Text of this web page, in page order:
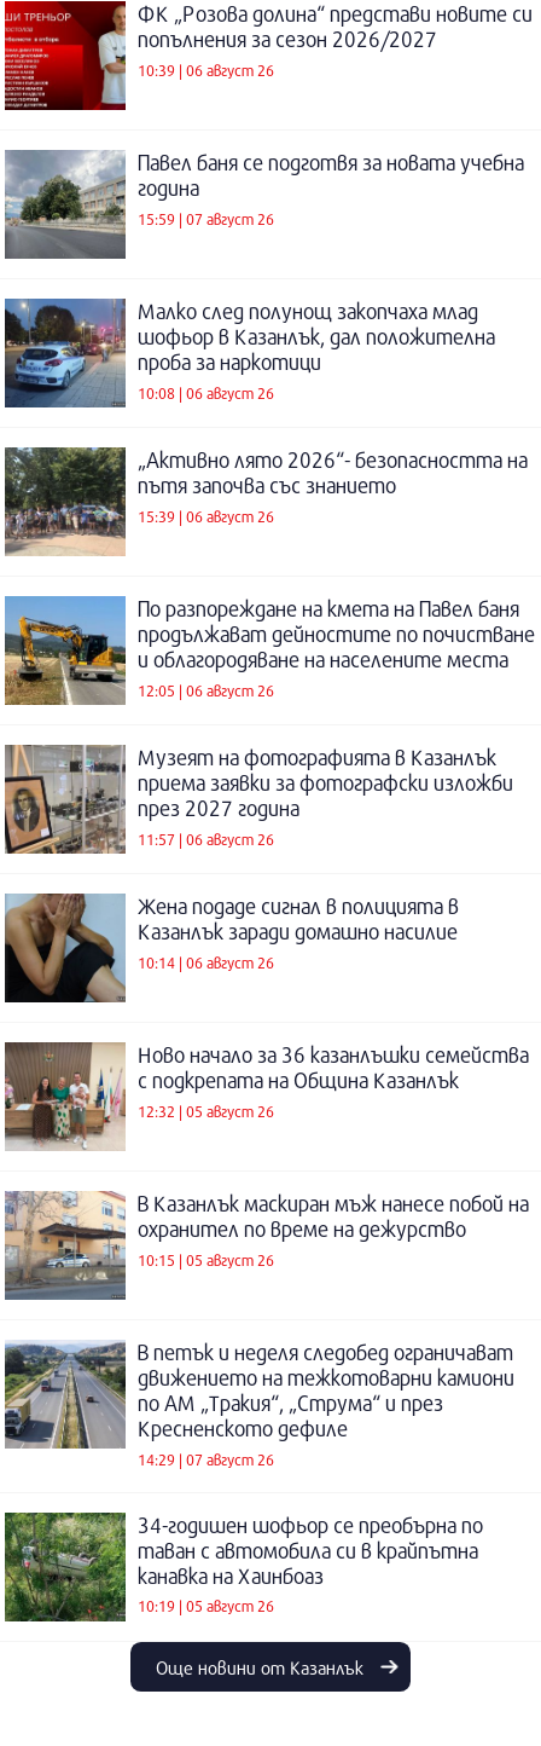
ФК „Розова долина“ представи новите си
попълнения за сезон 2026/2027
10:39 | 06 август 26
Павел баня се подготвя за новата учебна
година
15:59 | 07 август 26
Малко след полунощ закопчаха млад
шофьор в Казанлък, дал положителна
проба за наркотици
10:08 | 06 август 26
„Активно лято 2026“- безопасността на
пътя започва със знанието
15:39 | 06 август 26
По разпореждане на кмета на Павел баня
продължават дейностите по почистване
и облагородяване на населените места
12:05 | 06 август 26
Музеят на фотографията в Казанлък
приема заявки за фотографски изложби
през 2027 година
11:57 | 06 август 26
Жена подаде сигнал в полицията в
Казанлък заради домашно насилие
10:14 | 06 август 26
Ново начало за 36 казанлъшки семейства
с подкрепата на Община Казанлък
12:32 | 05 август 26
В Казанлък маскиран мъж нанесе побой на
охранител по време на дежурство
10:15 | 05 август 26
В петък и неделя следобед ограничават
движението на тежкотоварни камиони
по АМ „Тракия“, „Струма“ и през
Кресненското дефиле
14:29 | 07 август 26
34-годишен шофьор се преобърна по
таван с автомобила си в крайпътна
канавка на Хаинбоаз
10:19 | 05 август 26
Още новини от Казанлък